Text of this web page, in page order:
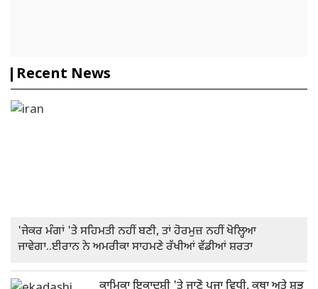
Recent News
'ਜੇਕਰ ਮੰਗਾਂ 'ਤੇ ਸਹਿਮਤੀ ਨਹੀਂ ਬਣੀ, ਤਾਂ ਹੋਰਮੁਜ਼ ਨਹੀਂ ਖੋਲ੍ਹਿਆ
ਜਾਵੇਗਾ..ਈਰਾਨ ਨੇ ਅਮਰੀਕਾ ਸਾਹਮਣੇ ਰੱਖੀਆਂ ਵੱਡੀਆਂ ਸ਼ਰਤਾ